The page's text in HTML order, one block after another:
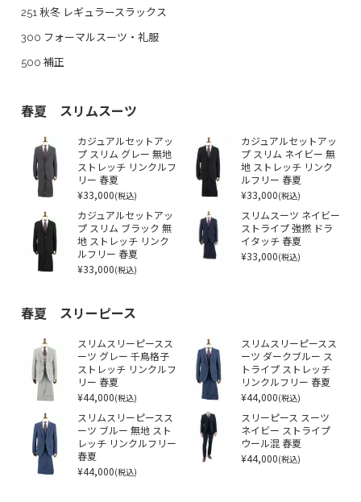
251 秋冬 レギュラースラックス
300 フォーマルスーツ・礼服
500 補正
春夏 スリムスーツ
カジュアルセットアッ
プ スリム グレー 無地
ストレッチ リンクルフ
リー 春夏
¥33,000(税込)
カジュアルセットアッ
プ スリム ネイビー 無
地 ストレッチ リンク
ルフリー 春夏
¥33,000(税込)
カジュアルセットアッ
プ スリム ブラック 無
地 ストレッチ リンク
ルフリー 春夏
¥33,000(税込)
スリムスーツ ネイビー
ストライプ 強撚 ドラ
イタッチ 春夏
¥33,000(税込)
春夏 スリーピース
スリムスリーピースス
ーツ グレー 千鳥格子
ストレッチ リンクルフ
リー 春夏
¥44,000(税込)
スリムスリーピースス
ーツ ダークブルー ス
トライプ ストレッチ
リンクルフリー 春夏
¥44,000(税込)
スリムスリーピースス
ーツ ブルー 無地 スト
レッチ リンクルフリー
春夏
¥44,000(税込)
スリーピース スーツ
ネイビー ストライプ
ウール混 春夏
¥44,000(税込)